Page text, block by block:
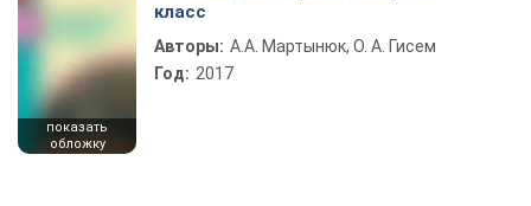
показать
обложку
класс
Авторы: А.А. Мартынюк, О. А. Гисем
Год: 2017